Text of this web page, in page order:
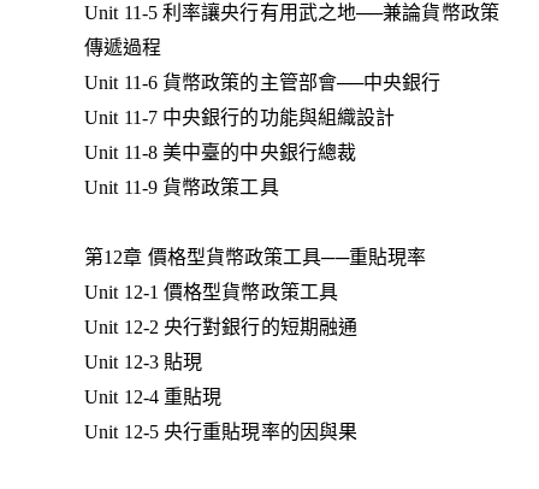
Unit 11-5 利率讓央行有用武之地──兼論貨幣政策
傳遞過程
Unit 11-6 貨幣政策的主管部會──中央銀行
Unit 11-7 中央銀行的功能與組織設計
Unit 11-8 美中臺的中央銀行總裁
Unit 11-9 貨幣政策工具
第12章 價格型貨幣政策工具──重貼現率
Unit 12-1 價格型貨幣政策工具
Unit 12-2 央行對銀行的短期融通
Unit 12-3 貼現
Unit 12-4 重貼現
Unit 12-5 央行重貼現率的因與果